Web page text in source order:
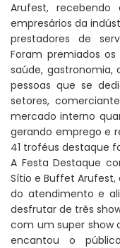
Arufest,
empresários da
prestadores de
Foram premiados
saúde, gastronomia,
pessoas que se
setores,
mercado interno
gerando emprego e
41 troféus destaque
A Festa Destaque
Sítio e Buffet
do atendimento e
desfrutar de três
com um super show
encantou o